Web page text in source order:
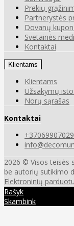
Prekių
Partnerystės
Dovanų
Svetainės
Kontaktai
Klientams
Klientams
Užsakymų
Norų sąrašas
Kontaktai
+37069907029
2026 © Visos teisės
be autorių sutikimo
Elektroninių
Rašyk
Skambink